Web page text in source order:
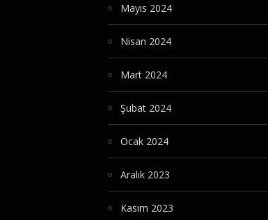
Mayıs 2024
Nisan 2024
Mart 2024
Şubat 2024
Ocak 2024
Aralık 2023
Kasım 2023